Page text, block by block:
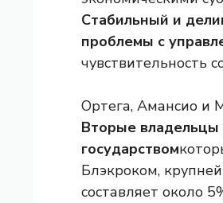
Стабильный и
проблемы с
чувствительность
Ортега, Амансио и
Вторые владельцы
государством
Блэкроком,
составляет около